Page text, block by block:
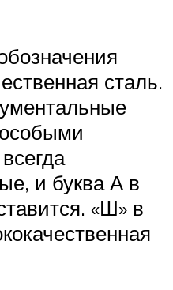
сталь.
и буква А в
«Ш» в